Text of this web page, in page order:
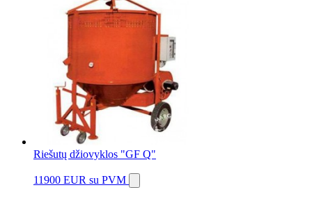
Riešutų džiovyklos "GF Q"
11900 EUR su PVM